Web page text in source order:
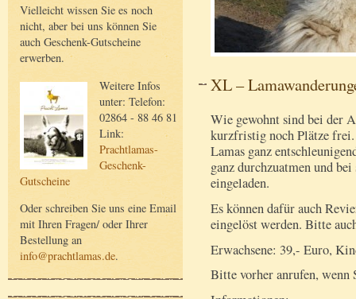
Vielleicht wissen Sie es noch
nicht, aber bei uns können Sie
auch Geschenk-Gutscheine
erwerben.
Weitere Infos
unter: Telefon:
02864 - 88 46 81
Link:
Prachtlamas-
Geschenk-
Gutscheine
Oder schreiben Sie uns eine Email
mit Ihren Fragen/ oder Ihrer
Bestellung an
info@prachtlamas.de.
XL –
Wie gewohnt sind bei der
kurzfristig noch Plätze
Lamas ganz
ganz durchzuatmen und
eingeladen.
Es können dafür auch
eingelöst werden. Bitte
Erwachsene: 39,- Euro,
Bitte vorher anrufen,